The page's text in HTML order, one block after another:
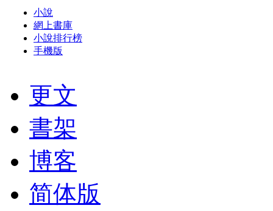
小說
網上書庫
小說排行榜
手機版
更文
書架
博客
简体版